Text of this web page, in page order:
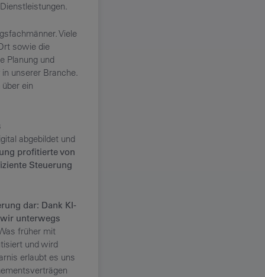
Viele
sowie die
Planung und
unserer Branche.
ein
abgebildet und
profitierte von
Steuerung
dar: Dank KI-
wir unterwegs
früher mit
und wird
erlaubt es uns